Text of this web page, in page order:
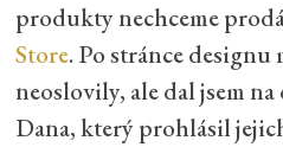
produkty nechceme
Store. Po stránce
neoslovily, ale dal jsem
Dana, který prohlásil